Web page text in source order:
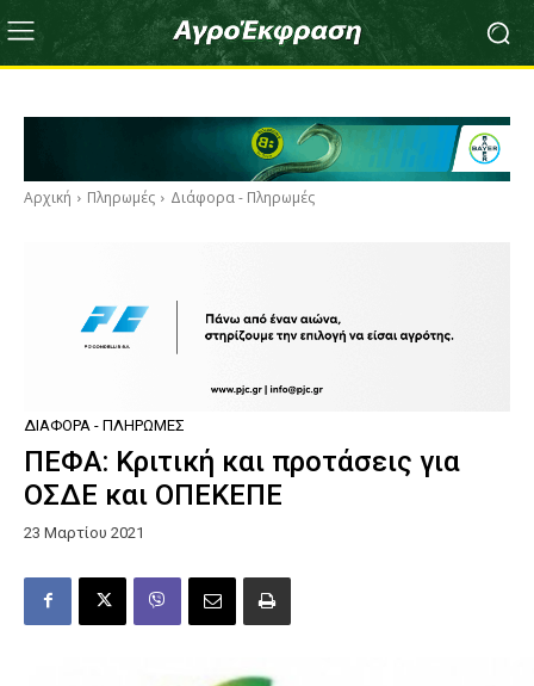
Αρχική Πληρωμές Διάφορα - Πληρωμές
ΔΙΆΦΟΡΑ - ΠΛΗΡΩΜΈΣ
ΠΕΦΑ: Κριτική και προτάσεις για
ΟΣΔΕ και ΟΠΕΚΕΠΕ
23 Μαρτίου 2021